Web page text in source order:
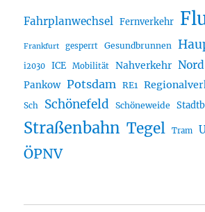
Fahrplanwechsel Fernverkehr
Frankfurt gesperrt Gesundbrunnen
i2030 ICE Mobilität Nahverkehr Nord
Pankow Potsdam RE1
Sch Schönefeld Schöneweide
Straßenbahn Tegel Tram
ÖPNV